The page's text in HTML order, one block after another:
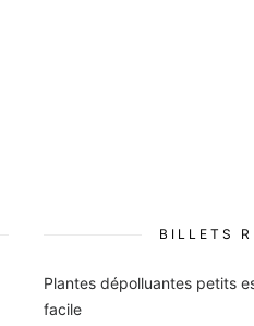
BILLETS
Plantes dépolluantes petits
facile